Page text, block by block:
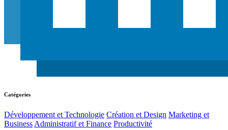
Catégories
Développement et Technologie Création et Design Marketing et
Business Administratif et Finance Productivité